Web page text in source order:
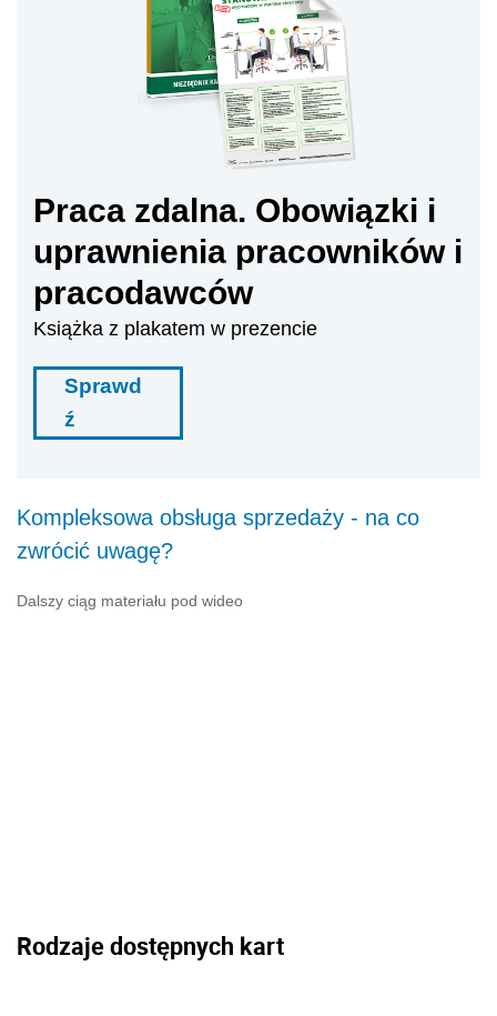
Praca zdalna. Obowiązki i
uprawnienia pracowników i
pracodawców
Książka z plakatem w prezencie
Sprawd
ź
Kompleksowa obsługa sprzedaży - na co
zwrócić uwagę?
Dalszy ciąg materiału pod wideo
Rodzaje dostępnych kart